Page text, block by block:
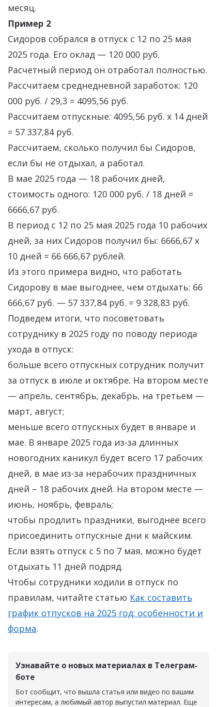
месяц.
Пример 2
Сидоров собрался в отпуск с 12 по 25 мая
2025 года. Его оклад — 120 000 руб.
Расчетный период он отработал полностью.
Рассчитаем среднедневной заработок: 120
000 руб. / 29,3 = 4095,56 руб.
Рассчитаем отпускные: 4095,56 руб. х 14 дней
= 57 337,84 руб.
Рассчитаем, сколько получил бы Сидоров,
если бы не отдыхал, а работал.
В мае 2025 года — 18 рабочих дней,
стоимость одного: 120 000 руб. / 18 дней =
6666,67 руб.
В период с 12 по 25 мая 2025 года 10 рабочих
дней, за них Сидоров получил бы: 6666,67 х
10 дней = 66 666,67 рублей.
Из этого примера видно, что работать
Сидорову в мае выгоднее, чем отдыхать: 66
666,67 руб. — 57 337,84 руб. = 9 328,83 руб.
Подведем итоги, что посоветовать
сотруднику в 2025 году по поводу периода
ухода в отпуск:
больше всего отпускных сотрудник получит
за отпуск в июле и октябре. На втором месте
— апрель, сентябрь, декабрь, на третьем —
март, август;
меньше всего отпускных будет в январе и
мае. В январе 2025 года из-за длинных
новогодних каникул будет всего 17 рабочих
дней, в мае из-за нерабочих праздничных
дней – 18 рабочих дней. На втором месте —
июнь, ноябрь, февраль;
чтобы продлить праздники, выгоднее всего
присоединить отпускные дни к майским.
Если взять отпуск с 5 по 7 мая, можно будет
отдыхать 11 дней подряд.
Чтобы сотрудники ходили в отпуск по
правилам, читайте статью Как составить
график отпусков на 2025 год: особенности и
форма.
Узнавайте о новых материалах в Телеграм-
боте
Бот сообщит, что вышла статья или видео по вашим
интересам, а любимый автор выпустил материал. Еще